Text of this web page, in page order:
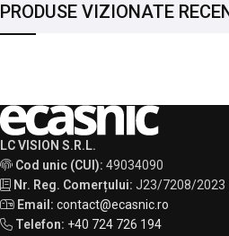
PRODUSE VIZIONATE
LC VISION S.R.L.
Cod unic (CUI): 49034090
Nr. Reg. Comerțului: J23/7208/2023
Email: contact@ecasnic.ro
Telefon: +40 724 726 194